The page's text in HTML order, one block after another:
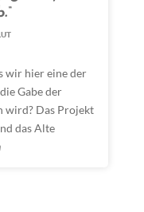
wir hier eine der
Gabe der
wird? Das Projekt
das Alte